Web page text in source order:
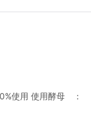
使用 使用酵